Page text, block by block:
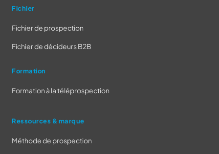
Fichier
Fichier de prospection
Fichier de décideurs B2B
Formation
Formation à la téléprospection
Ressources & marque
Méthode de prospection